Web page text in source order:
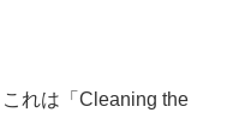
れは「Cleaning the